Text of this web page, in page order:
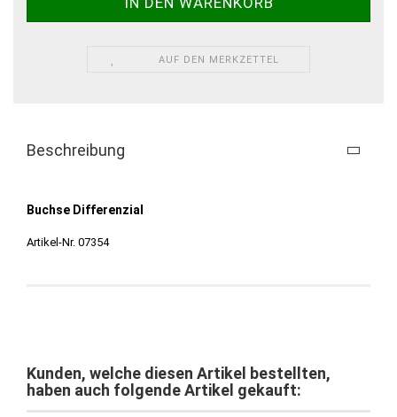
AUF DEN MERKZETTEL
Beschreibung
Buchse Differenzial
Artikel-Nr. 07354
Kunden, welche diesen Artikel bestellten,
haben auch folgende Artikel gekauft: